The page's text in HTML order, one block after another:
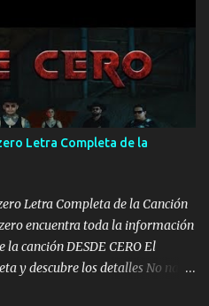
a dar hasta topar pues no hay de
voy por mi línea no veo a
no se me duerm voy chicoteado
rato que me agarran el colmillo
Al tiro esta la PrimiZa
doy la mano al que su amigo y
me paran aquí hay pa más
topar pues no hay de otra...
Letra Completa de la
Letra Completa de la Canción
encuentra toda la información
la canción DESDE CERO El
y descubre los detalles No nací